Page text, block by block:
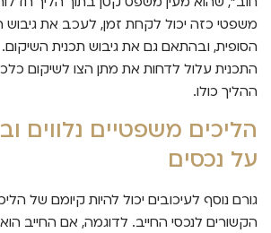
משפטי כזה יכול לקחת זמן, לעכב את גיבוש
הסופית, ובהתאם גם את גיבוש תכנית השיקום.
התכנית עלול לדחות את מתן הצו לשיקום
ההליך כולו.
הליכים משפטיים נלווים
על נכסים
גורם נוסף לעיכובים יכול להיות קיומם של
הקשורים לנכסי החייב. לדוגמה, אם החייב